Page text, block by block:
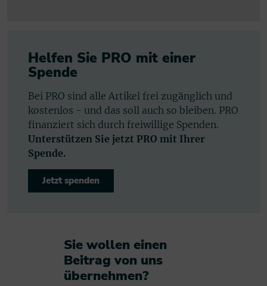
Helfen Sie PRO mit einer
Spende
Bei PRO sind alle Artikel frei zugänglich und
kostenlos - und das soll auch so bleiben. PRO
finanziert sich durch freiwillige Spenden.
Unterstützen Sie jetzt PRO mit Ihrer
Spende.
Jetzt spenden
Sie wollen einen
Beitrag von uns
übernehmen?​